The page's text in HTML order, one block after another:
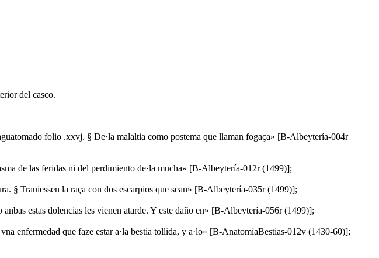
del casco.
folio .xxvj. § De·la malaltia como postema que llaman fogaça» [B-Albeytería-004r
de las feridas ni del perdimiento de·la mucha» [B-Albeytería-012r (1499)];
§ Trauiessen la raça con dos escarpios que sean» [B-Albeytería-035r (1499)];
estas dolencias les vienen atarde. Y este daño en» [B-Albeytería-056r (1499)];
enfermedad que faze estar a·la bestia tollida, y a·lo» [B-AnatomíaBestias-012v (1430-60)];